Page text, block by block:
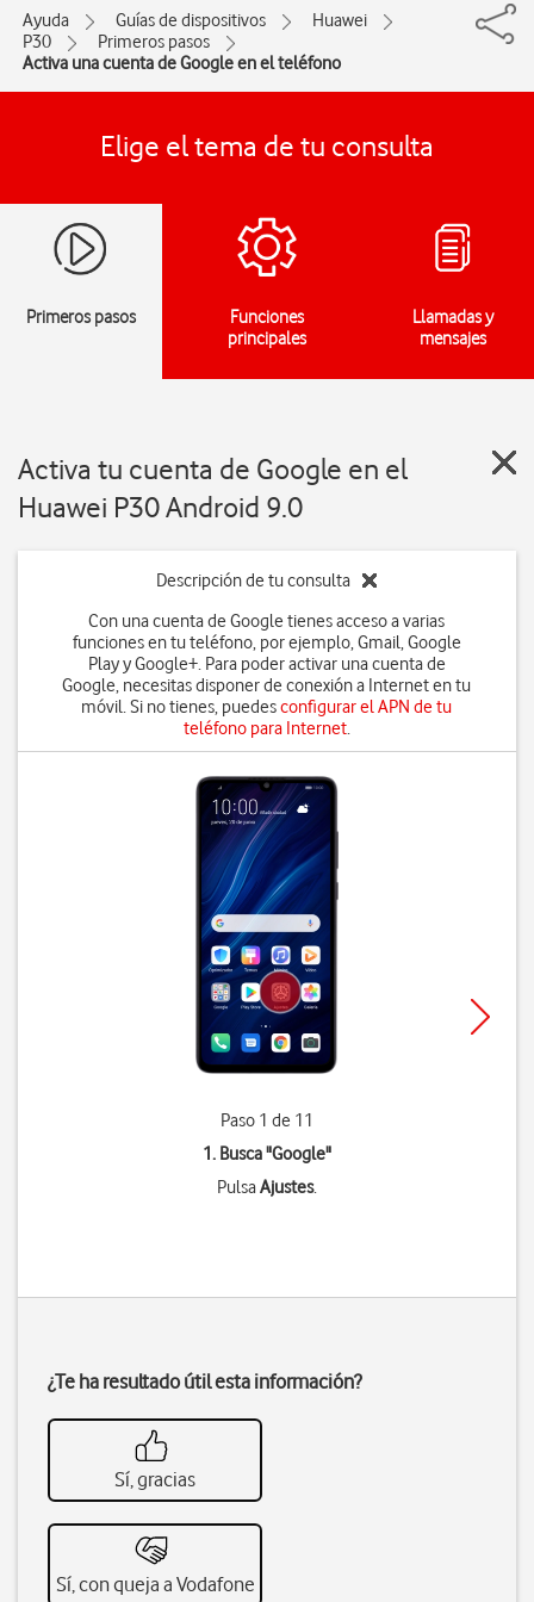
Ayuda Guías de dispositivos
Huawei
P30
Primeros pasos
Activa una cuenta de Google en el teléfono
Elige el tema de tu consulta
Primeros pasos
Funciones
principales
Llamadas y
mensajes
Activa tu cuenta de Google en el
Huawei P30 Android 9.0
Descripción de tu consulta
Con una cuenta de Google tienes acceso a varias
funciones en tu teléfono, por ejemplo, Gmail, Google
Play y Google+. Para poder activar una cuenta de
Google, necesitas disponer de conexión a Internet en tu
móvil. Si no tienes, puedesconfigurar el APN de tu
teléfono para Internet.
Paso 1 de 11
1. Busca "Google"
PulsaAjustes.
¿Te ha resultado útil esta información?
Sí, gracias
Sí, con queja a Vodafone